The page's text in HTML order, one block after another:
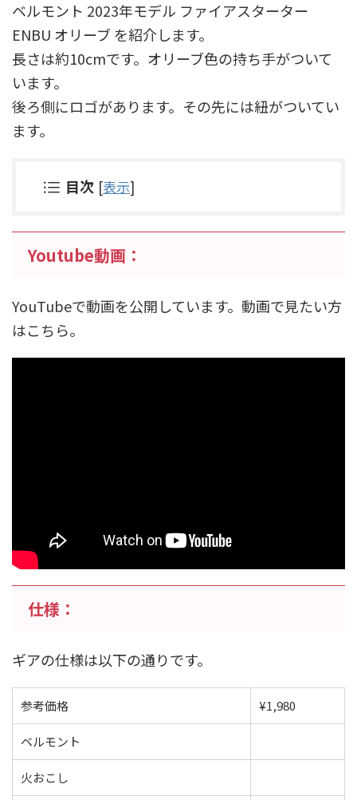
ベルモント 2023年モデル ファイアスターター
ENBU オリーブ を紹介します。
長さは約10cmです。オリーブ色の持ち手がついて
います。
後ろ側にロゴがあります。その先には紐がついてい
ます。
目次 [表示]
Youtube動画：
YouTubeで動画を公開しています。動画で見たい方
はこちら。
仕様：
ギアの仕様は以下の通りです。
参考価格 ¥1,980
ベルモント
火おこし